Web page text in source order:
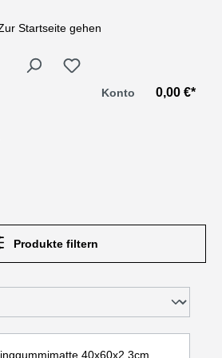
Konto 0,00 €*
Produkte filtern